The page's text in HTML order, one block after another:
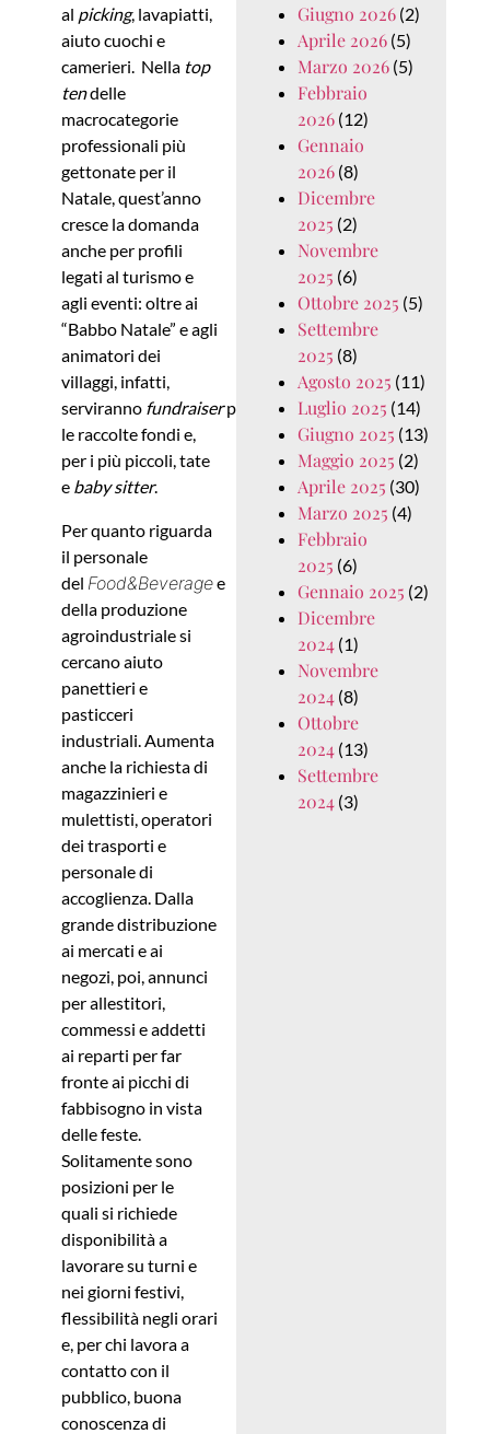
al picking, lavapiatti,
aiuto cuochi e
camerieri. Nella top
tendelle
macrocategorie
professionali più
gettonate per il
Natale, quest’anno
cresce la domanda
anche per profili
legati al turismo e
agli eventi: oltre ai
“Babbo Natale” e agli
animatori dei
villaggi, infatti,
serviranno fundraiserper
le raccolte fondi e,
per i più piccoli, tate
e baby sitter.
Per quanto riguarda
il personale
del Food&Beveragee
della produzione
agroindustriale si
cercano aiuto
panettieri e
pasticceri
industriali. Aumenta
anche la richiesta di
magazzinieri e
mulettisti, operatori
dei trasporti e
personale di
accoglienza. Dalla
grande distribuzione
ai mercati e ai
negozi, poi, annunci
per allestitori,
commessi e addetti
ai reparti per far
fronte ai picchi di
fabbisogno in vista
delle feste.
Solitamente sono
posizioni per le
quali si richiede
disponibilità a
lavorare su turni e
nei giorni festivi,
flessibilità negli orari
e, per chi lavora a
contatto con il
pubblico, buona
conoscenza di
Giugno 2026(2)
Aprile 2026(5)
Marzo 2026(5)
Febbraio
2026(12)
Gennaio
2026(8)
Dicembre
2025 (2)
Novembre
2025 (6)
Ottobre 2025 (5)
Settembre
2025 (8)
Agosto 2025 (11)
Luglio 2025 (14)
Giugno 2025 (13)
Maggio 2025 (2)
Aprile 2025 (30)
Marzo 2025 (4)
Febbraio
2025 (6)
Gennaio 2025 (2)
Dicembre
2024(1)
Novembre
2024(8)
Ottobre
2024(13)
Settembre
2024(3)